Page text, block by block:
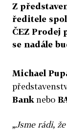
Z
ředitele
ČEZ Prodej
se nadále
Michael
Bank nebo
„Jsme rádi,